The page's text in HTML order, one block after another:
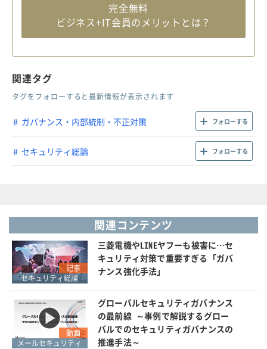
完全無料
ビジネス+IT会員のメリットとは？
関連タグ
タグをフォローすると最新情報が表示されます
ガバナンス・内部統制・不正対策 フォローする
セキュリティ総論 フォローする
関連コンテンツ
記事
セキュリティ総論
三菱電機やLINEヤフーも被害に…セ
キュリティ対策で重要すぎる「ガバ
ナンス強化手法」
動画
メールセキュリティ
グローバルセキュリティガバナンス
の最前線 ～事例で解説するグロー
バルでのセキュリティガバナンスの
推進手法～